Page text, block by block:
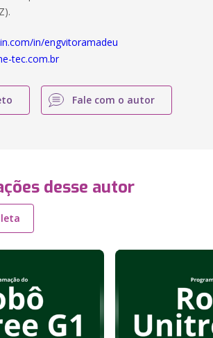
in/engvitoramadeu
tec.com.br
Fale com o autor
desse autor